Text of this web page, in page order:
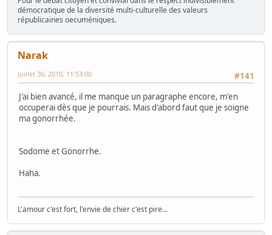
démocratique de la diversité multi-culturelle des valeurs
républicaines oecuméniques.
Narak
#141
Juillet 30, 2010, 11:53:00
J'ai bien avancé, il me manque un paragraphe encore, m'en
occuperai dès que je pourrais. Mais d'abord faut que je soigne
ma gonorrhée.
Sodome et Gonorrhe.
Haha.
L'amour c'est fort, l'envie de chier c'est pire...